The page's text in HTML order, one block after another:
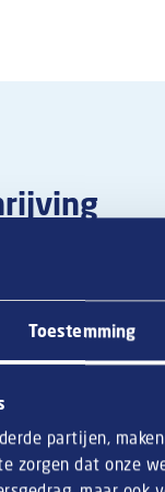
Toestemming
partijen,
zorgen dat onze
je makkelijk de
worden